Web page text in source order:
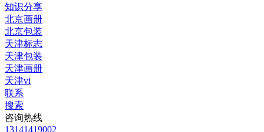
知识分享
北京画册
北京包装
天津标志
天津包装
天津画册
天津vi
联系
搜索
咨询热线
13141419002